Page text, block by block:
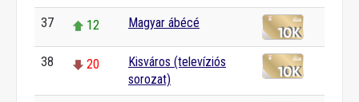
37 12 Magyar ábécé
38 20
Kisváros (televíziós
sorozat)